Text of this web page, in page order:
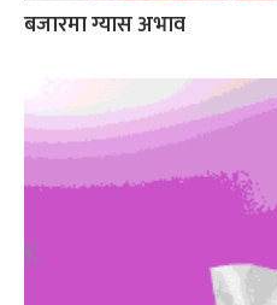
बजारमा ग्यास अभाव